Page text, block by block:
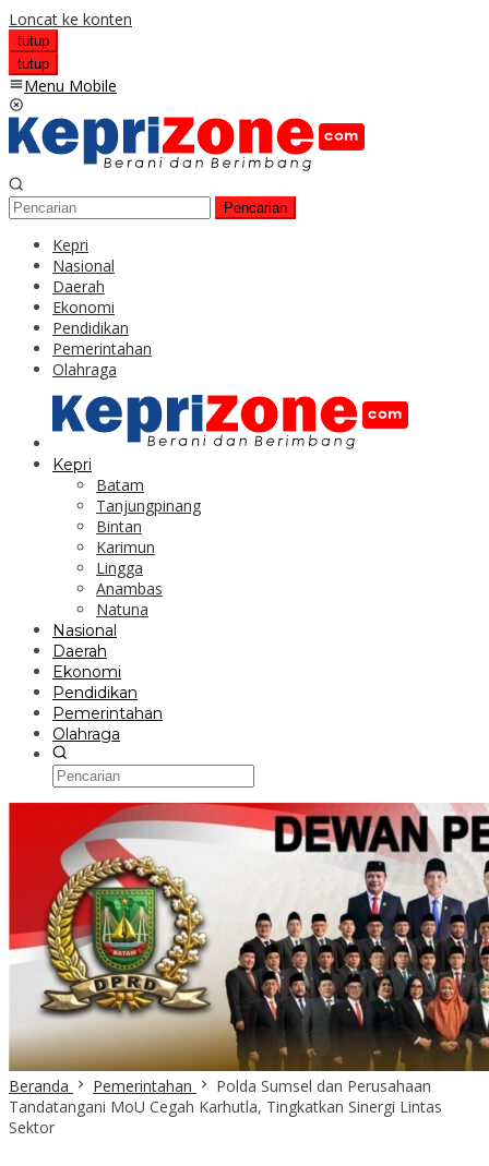
Loncat ke konten
tutup
tutup
Menu Mobile
Pencarian
Kepri
Nasional
Daerah
Ekonomi
Pendidikan
Pemerintahan
Olahraga
Kepri
Batam
Tanjungpinang
Bintan
Karimun
Lingga
Anambas
Natuna
Nasional
Daerah
Ekonomi
Pendidikan
Pemerintahan
Olahraga
Beranda Pemerintahan
Polda Sumsel dan Perusahaan
Tandatangani MoU Cegah Karhutla, Tingkatkan Sinergi Lintas
Sektor